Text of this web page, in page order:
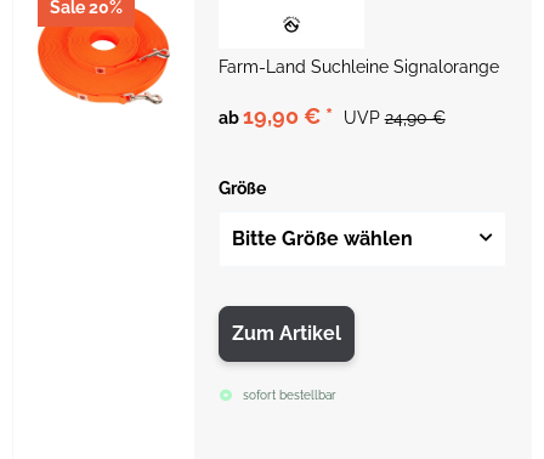
Sale 20%
Farm-Land Suchleine Signalorange
ab19,90 € * UVP 24,90 €
Größe
Bitte Größe wählen
Zum Artikel
sofort bestellbar